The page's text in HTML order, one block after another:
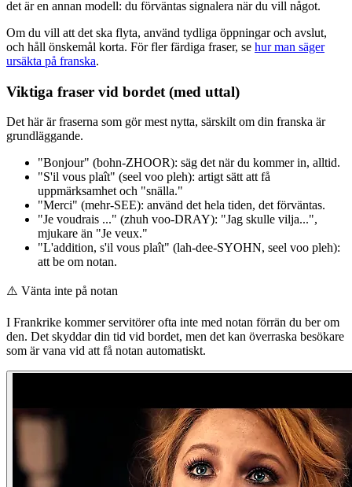
det är en annan modell: du förväntas signalera när du vill något.
Om du vill att det ska flyta, använd tydliga öppningar och avslut,
och håll önskemål korta. För fler färdiga fraser, se hur man säger
ursäkta på franska.
Viktiga fraser vid bordet (med uttal)
Det här är fraserna som gör mest nytta, särskilt om din franska är
grundläggande.
"Bonjour" (bohn-ZHOOR): säg det när du kommer in, alltid.
"S'il vous plaît" (seel voo pleh): artigt sätt att få
uppmärksamhet och "snälla."
"Merci" (mehr-SEE): använd det hela tiden, det förväntas.
"Je voudrais ..." (zhuh voo-DRAY): "Jag skulle vilja...",
mjukare än "Je veux."
"L'addition, s'il vous plaît" (lah-dee-SYOHN, seel voo pleh):
att be om notan.
⚠️ Vänta inte på notan
I Frankrike kommer servitörer ofta inte med notan förrän du ber om
den. Det skyddar din tid vid bordet, men det kan överraska besökare
som är vana vid att få notan automatiskt.